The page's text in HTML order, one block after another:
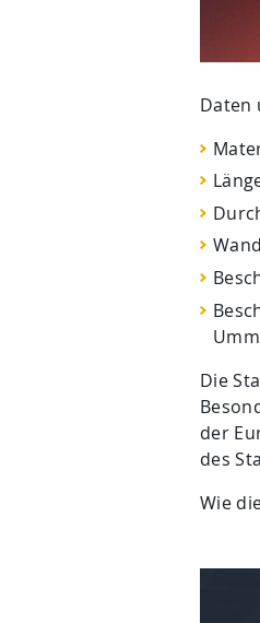
Daten
Die
der
des
Wie